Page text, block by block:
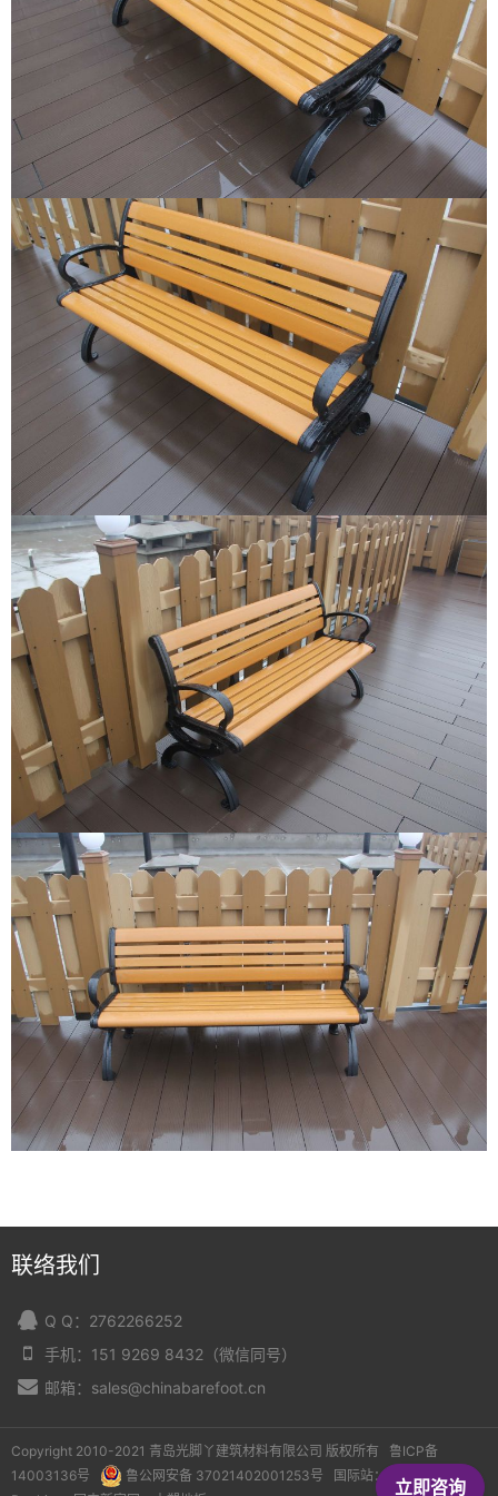
联络我们
Q Q：2762266252
手机：151 9269 8432（微信同号）
邮箱：sales@chinabarefoot.cn
Copyright 2010-2021 青岛光脚丫建筑材料有限公司 版权所有 鲁ICP备
14003136号
鲁公网安备 37021402001253号 国际站：
Composite
立即咨询